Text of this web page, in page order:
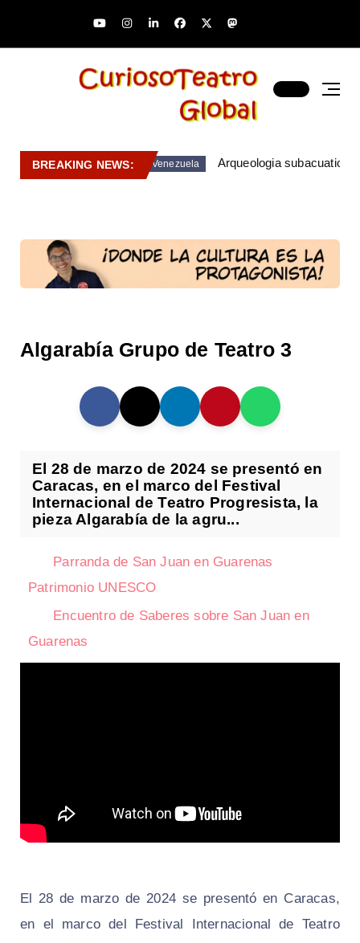
BREAKING NEWS: Venezuela Arqueologia subacuatica
Algarabía Grupo de Teatro 3
El 28 de marzo de 2024 se presentó en
Caracas, en el marco del Festival
Internacional de Teatro Progresista, la
pieza Algarabía de la agru...
Parranda de San Juan en Guarenas
Patrimonio UNESCO
Encuentro de Saberes sobre San Juan en
Guarenas
El 28 de marzo de 2024 se presentó en Caracas,
en el marco del Festival Internacional de Teatro